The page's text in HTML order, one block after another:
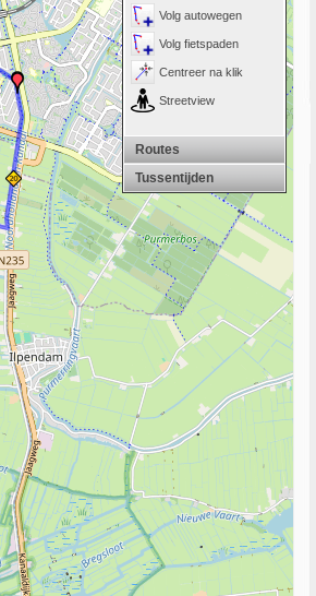
Volg autowegen
Volg fietspaden
Centreer na klik
Streetview
Routes
Tussentijden